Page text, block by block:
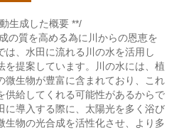
生成した概要 **/
の質を高める為に川からの恩恵を
、水田に流れる川の水を活用し
を提案しています。川の水には、植
微生物が豊富に含まれており、これ
供給してくれる可能性があるからで
に導入する際に、太陽光を多く浴び
生物の光合成を活性化させ、より多